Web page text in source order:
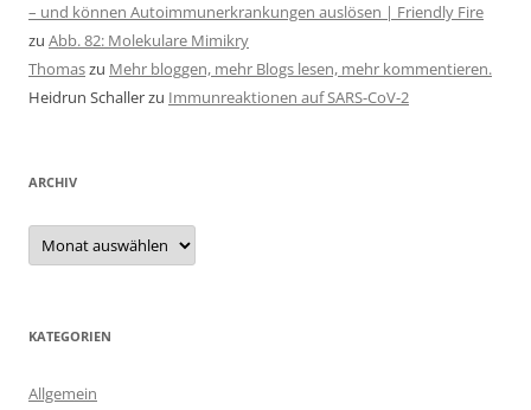
– und können Autoimmunerkrankungen auslösen | Friendly Fire
zu Abb. 82: Molekulare Mimikry
Thomaszu Mehr bloggen, mehr Blogs lesen, mehr kommentieren.
Heidrun Schallerzu Immunreaktionen auf SARS-CoV-2
ARCHIV
Archiv
KATEGORIEN
Allgemein